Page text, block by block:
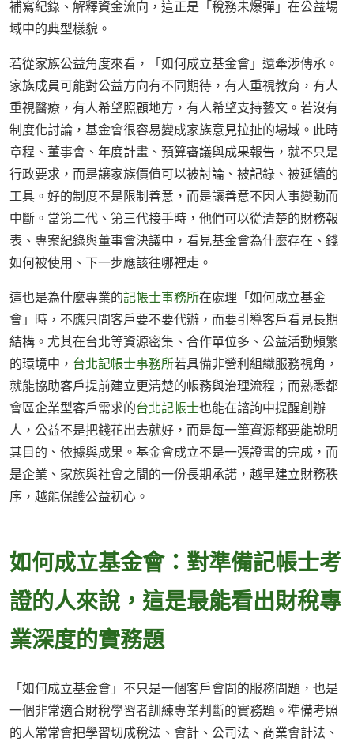
補寫紀錄、解釋資金流向，這正是「稅務未爆彈」在公益場
域中的典型樣貌。
若從家族公益角度來看，「如何成立基金會」還牽涉傳承。
家族成員可能對公益方向有不同期待，有人重視教育，有人
重視醫療，有人希望照顧地方，有人希望支持藝文。若沒有
制度化討論，基金會很容易變成家族意見拉扯的場域。此時
章程、董事會、年度計畫、預算審議與成果報告，就不只是
行政要求，而是讓家族價值可以被討論、被記錄、被延續的
工具。好的制度不是限制善意，而是讓善意不因人事變動而
中斷。當第二代、第三代接手時，他們可以從清楚的財務報
表、專案紀錄與董事會決議中，看見基金會為什麼存在、錢
如何被使用、下一步應該往哪裡走。
這也是為什麼專業的記帳士事務所在處理「如何成立基金
會」時，不應只問客戶要不要代辦，而要引導客戶看見長期
結構。尤其在台北等資源密集、合作單位多、公益活動頻繁
的環境中， 台北記帳士事務所若具備非營利組織服務視角，
就能協助客戶提前建立更清楚的帳務與治理流程；而熟悉都
會區企業型客戶需求的台北記帳士也能在諮詢中提醒創辦
人，公益不是把錢花出去就好，而是每一筆資源都要能說明
其目的、依據與成果。基金會成立不是一張證書的完成，而
是企業、家族與社會之間的一份長期承諾，越早建立財務秩
序，越能保護公益初心。
如何成立基金會：對準備記帳士考
證的人來說，這是最能看出財稅專
業深度的實務題
「如何成立基金會」不只是一個客戶會問的服務問題，也是
一個非常適合財稅學習者訓練專業判斷的實務題。準備考照
的人常常會把學習切成稅法、會計、公司法、商業會計法、